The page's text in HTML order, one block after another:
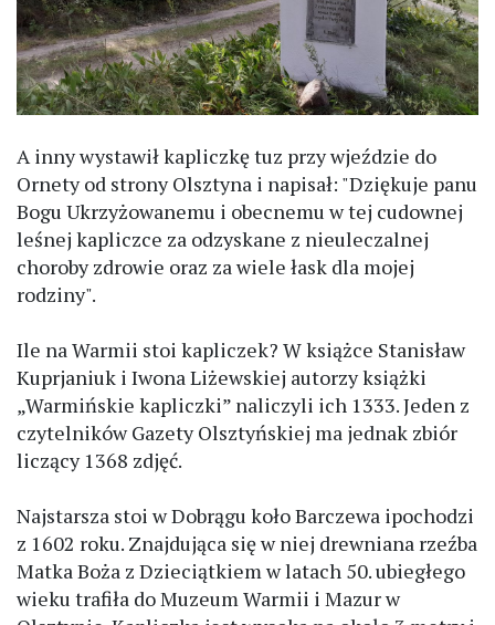
A inny wystawił kapliczkę tuz przy wjeździe do
Ornety od strony Olsztyna i napisał: "Dziękuje panu
Bogu Ukrzyżowanemu i obecnemu w tej cudownej
leśnej kapliczce za odzyskane z nieuleczalnej
choroby zdrowie oraz za wiele łask dla mojej
rodziny".
Ile na Warmii stoi kapliczek? W książce Stanisław
Kuprjaniuk i Iwona Liżewskiej autorzy książki
„Warmińskie kapliczki” naliczyli ich 1333. Jeden z
czytelników Gazety Olsztyńskiej ma jednak zbiór
liczący 1368 zdjęć.
Najstarsza stoi w Dobrągu koło Barczewa ipochodzi
z 1602 roku. Znajdująca się w niej drewniana rzeźba
Matka Boża z Dzieciątkiem w latach 50. ubiegłego
wieku trafiła do Muzeum Warmii i Mazur w